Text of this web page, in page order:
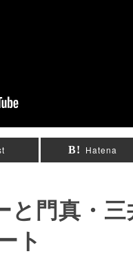
Hatena
と門真・
ト